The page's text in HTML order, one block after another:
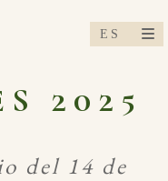
202 5
del 14 de